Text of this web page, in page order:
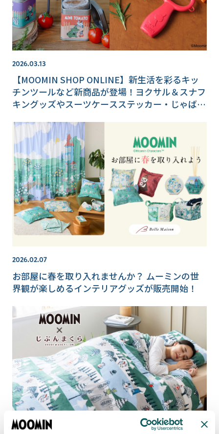
2026.03.13
【MOOMIN SHOP ONLINE】新生活を彩るキッ
チンツールなど新商品が登場！ヨクサル＆スナフ
キングッズやスーツケースステッカー・じゃばら
2026.02.07
お部屋に春を取り入れませんか？ ムーミンの世
界観が楽しめるインテリアグッズが販売開始！